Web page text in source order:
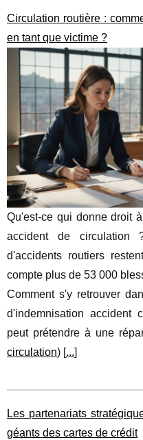
Circulation routière :
en tant que victime ?
Qu'est-ce qui donne droit
accident de circulation
d'accidents routiers
compte plus de 53 000
Comment s'y retrouver
d'indemnisation accident
peut prétendre à une
circulation) [...]
Les partenariats
géants des cartes de crédit